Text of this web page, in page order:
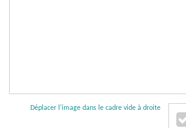
Déplacer l'image dans le cadre vide à droite